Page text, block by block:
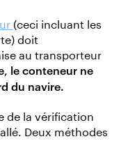
(ceci incluant les
doit
au transporteur
le conteneur ne
du navire.
de la vérification
Deux méthodes